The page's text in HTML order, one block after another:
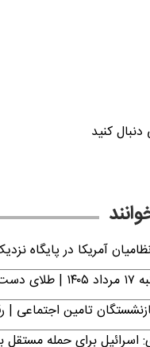
کنید
آمریکا در پایگاه
تامین اجتماعی |